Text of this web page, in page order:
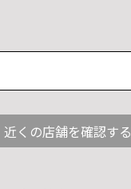
近くの店舗を確認する